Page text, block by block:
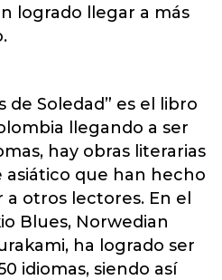
logrado llegar a más
de Soledad” es el libro
llegando a ser
hay obras literarias
que han hecho
otros lectores. En el
Blues, Norwedian
ha logrado ser
idiomas, siendo así